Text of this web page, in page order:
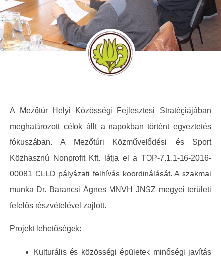
A Mezőtúr Helyi Közösségi Fejlesztési Stratégiájában
meghatározott célok állt a napokban történt egyeztetés
fókuszában. A Mezőtúri Közművelődési és Sport
Közhasznú Nonprofit Kft. látja el a TOP-7.1.1-16-2016-
00081 CLLD pályázati felhívás koordinálását. A szakmai
munka Dr. Barancsi Ágnes MNVH JNSZ megyei területi
felelős részvételével zajlott.
Projekt lehetőségek:
Kulturális és közösségi épületek minőségi javítás